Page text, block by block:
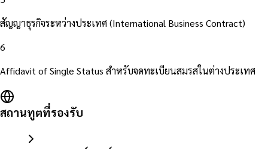
สัญญาธุรกิจระหว่างประเทศ (International Business Contract)
6
Affidavit of Single Status สำหรับจดทะเบียนสมรสในต่างประเทศ
สถานทูตที่รองรับ